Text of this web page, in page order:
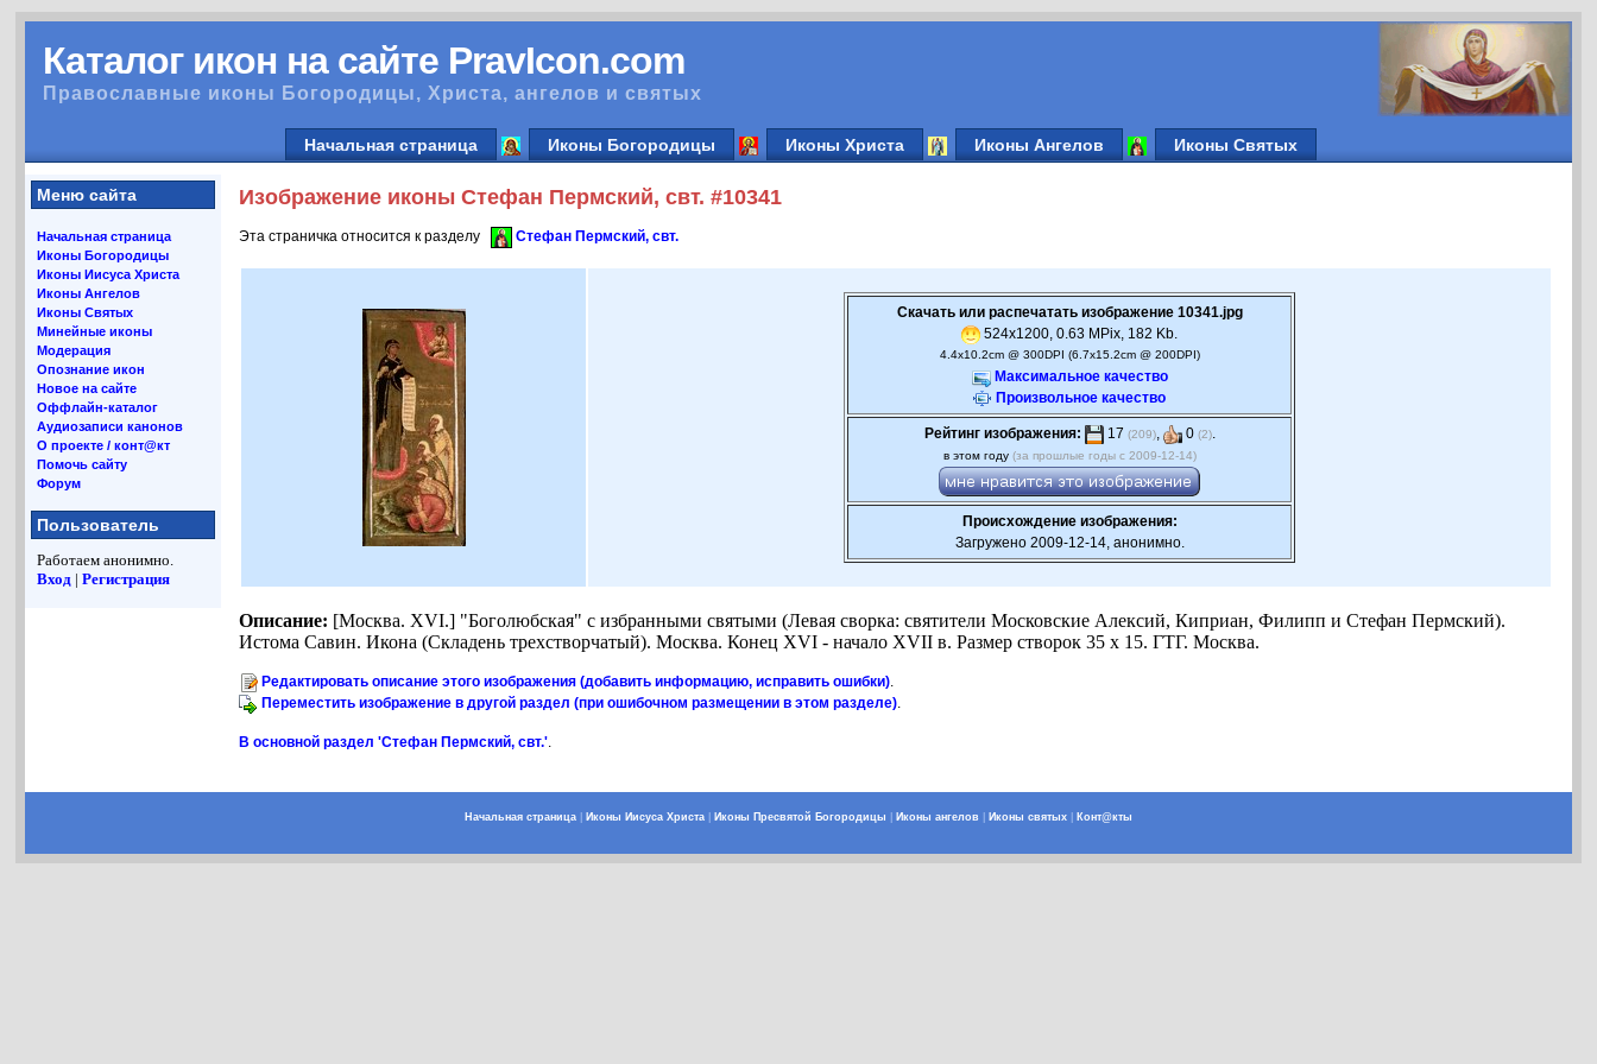
Каталог икон на сайте PravIcon.com
Православные иконы Богородицы, Христа, ангелов и святых
Начальная страница Иконы Богородицы Иконы Христа Иконы Ангелов Иконы Святых
Меню сайта
Начальная страница
Иконы Богородицы
Иконы Иисуса Христа
Иконы Ангелов
Иконы Святых
Минейные иконы
Модерация
Опознание икон
Новое на сайте
Оффлайн-каталог
Аудиозаписи канонов
О проекте / конт@кт
Помочь сайту
Форум
Пользователь
Работаем анонимно.
Вход |Регистрация
Изображение иконы Стефан Пермский, свт. #10341
Эта страничка относится к разделу Стефан Пермский, свт.
Скачать или распечатать изображение 10341.jpg
524x1200, 0.63 MPix, 182 Kb.
4.4x10.2cm @ 300DPI (6.7x15.2cm @ 200DPI)
Максимальное качество
Произвольное качество
Рейтинг изображения: 17 (209), 0 (2).
в этом году (за прошлые годы с 2009-12-14)
Происхождение изображения:
Загружено 2009-12-14, анонимно.
Описание: [Москва. XVI.] "Боголюбская" с избранными святыми (Левая сворка: святители Московские Алексий, Киприан, Филипп и Стефан Пермский).
Истома Савин. Икона (Складень трехстворчатый). Москва. Конец XVI - начало XVII в. Размер створок 35 х 15. ГТГ. Москва.
Редактировать описание этого изображения (добавить информацию, исправить ошибки).
Переместить изображение в другой раздел (при ошибочном размещении в этом разделе).
В основной раздел 'Стефан Пермский, свт.'.
Начальная страница Иконы Иисуса Христа Иконы Пресвятой Богородицы Иконы ангелов Иконы святых Конт@кты